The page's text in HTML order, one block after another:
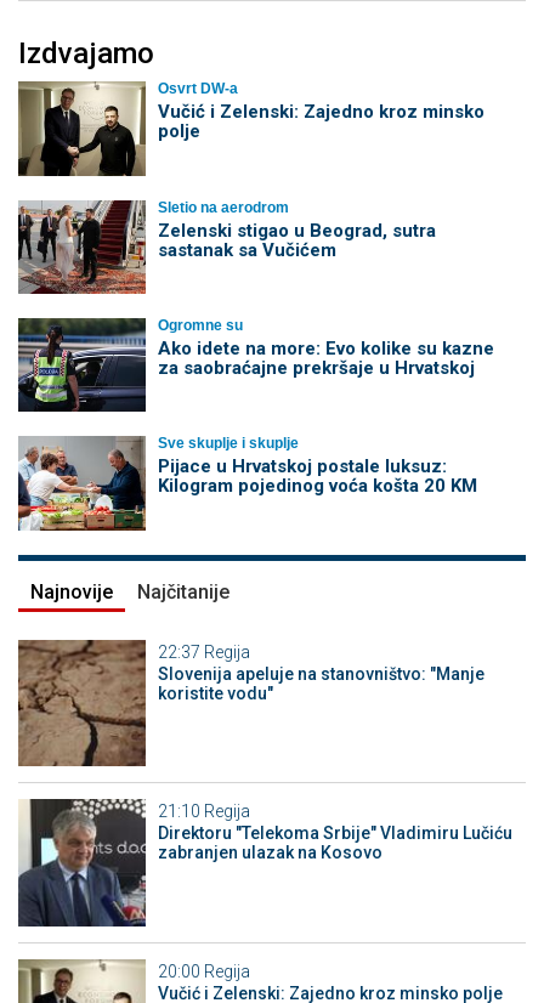
Izdvajamo
Osvrt DW-a
Vučić i Zelenski: Zajedno kroz minsko
polje
Sletio na aerodrom
Zelenski stigao u Beograd, sutra
sastanak sa Vučićem
Ogromne su
Ako idete na more: Evo kolike su kazne
za saobraćajne prekršaje u Hrvatskoj
Sve skuplje i skuplje
Pijace u Hrvatskoj postale luksuz:
Kilogram pojedinog voća košta 20 KM
Najnovije Najčitanije
22:37 Regija
Slovenija apeluje na stanovništvo: "Manje
koristite vodu"
21:10 Regija
Direktoru "Telekoma Srbije" Vladimiru Lučiću
zabranjen ulazak na Kosovo
20:00 Regija
Vučić i Zelenski: Zajedno kroz minsko polje